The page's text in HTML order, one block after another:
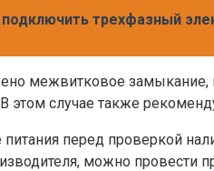
трехфазный
межвитковое замыкание,
случае также
перед проверкой
можно провести